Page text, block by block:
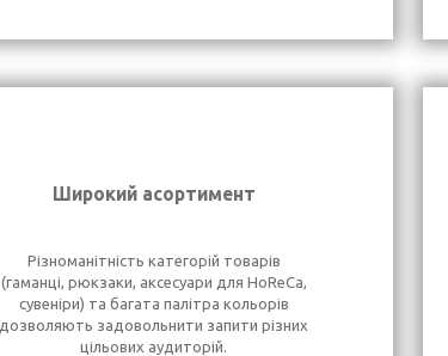
Широкий асортимент
Різноманітність категорій товарів
(гаманці, рюкзаки, аксесуари для HoReCa,
сувеніри) та багата палітра кольорів
дозволяють задовольнити запити різних
цільових аудиторій.